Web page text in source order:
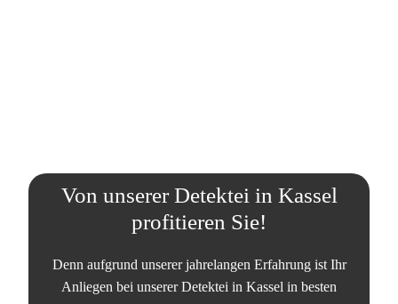
Von unserer Detektei in Kassel
profitieren Sie!
Denn aufgrund unserer jahrelangen Erfahrung ist Ihr
Anliegen bei unserer Detektei in Kassel in besten